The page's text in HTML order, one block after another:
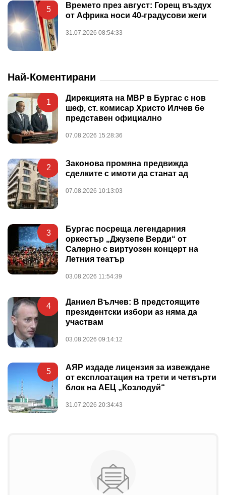
5
Времето през август: Горещ въздух
от Африка носи 40-градусови жеги
31.07.2026 08:54:33
Най-Коментирани
1
Дирекцията на МВР в Бургас с нов
шеф, ст. комисар Христо Илчев бе
представен официално
07.08.2026 15:28:36
2
Законова промяна предвижда
сделките с имоти да станат ад
07.08.2026 10:13:03
3
Бургас посреща легендарния
оркестър „Джузепе Верди“ от
Салерно с виртуозен концерт на
Летния театър
03.08.2026 11:54:39
4
Даниел Вълчев: В предстоящите
президентски избори аз няма да
участвам
03.08.2026 09:14:12
5
АЯР издаде лицензия за извеждане
от експлоатация на трети и четвърти
блок на АЕЦ „Козлодуй“
31.07.2026 20:34:43